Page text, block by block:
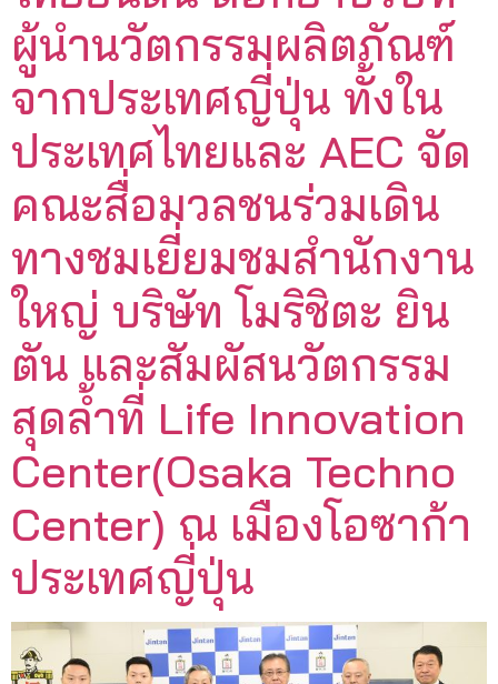
ผู้นำนวัตกรรมผลิตภัณฑ์
จากประเทศญี่ปุ่น ทั้งใน
ประเทศไทยและ AEC จัด
คณะสื่อมวลชนร่วมเดิน
ทางชมเยี่ยมชมสำนักงาน
ใหญ่ บริษัท โมริชิตะ ยิน
ตัน และสัมผัสนวัตกรรม
สุดล้ำที่ Life Innovation
Center(Osaka Techno
Center) ณ เมืองโอซาก้า
ประเทศญี่ปุ่น